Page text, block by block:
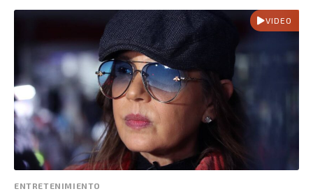
VIDEO
ENTRETENIMIENTO